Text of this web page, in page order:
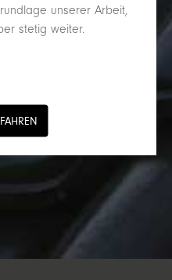
unserer Arbeit,
stetig weiter.